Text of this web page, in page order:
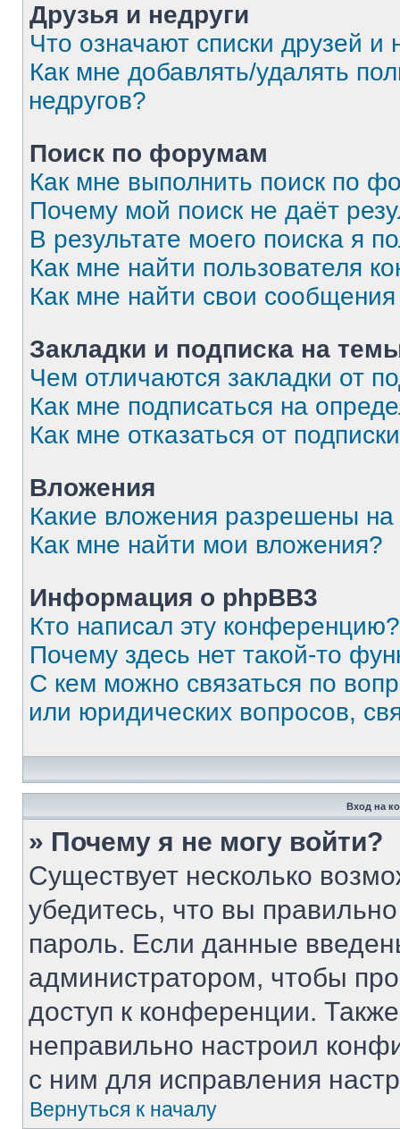
Друзья и недруги
Что означают списки друзей и
Как мне добавлять/удалять
недругов?
Поиск по форумам
Как мне выполнить поиск по
Почему мой поиск не даёт
В результате моего поиска я
Как мне найти пользователя
Как мне найти свои
Закладки и подписка на
Чем отличаются закладки от
Как мне подписаться на
Как мне отказаться от
Вложения
Какие вложения разрешены
Как мне найти мои вложения?
Информация о phpBB3
Кто написал эту конференцию?
Почему здесь нет такой-то
С кем можно связаться по
или юридических вопросов,
Вход на
» Почему я не могу войти?
Существует несколько
убедитесь, что вы
пароль. Если данные
администратором, чтобы
доступ к конференции.
неправильно настроил
с ним для исправления
Вернуться к началу